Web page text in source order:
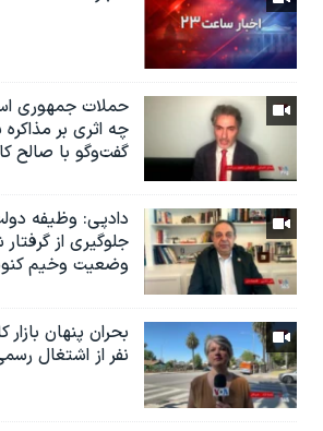
حملات جمهوری
چه اثری بر مذاکره
گفت‌وگو با صالح
دادپی: وظیفه
جلوگیری از
وضعیت وخیم
بحران پنهان بازار
نفر از اشتغال